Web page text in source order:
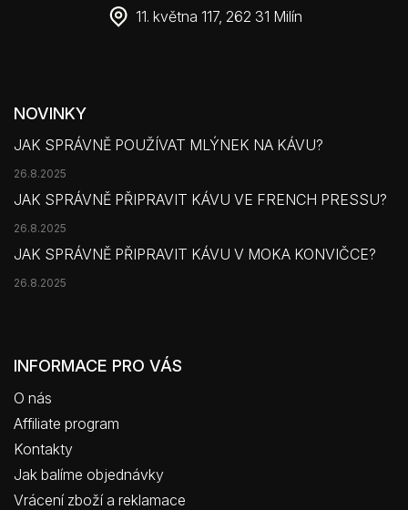
11. května 117, 262 31 Milín
NOVINKY
JAK SPRÁVNĚ POUŽÍVAT MLÝNEK NA KÁVU?
26.8.2025
JAK SPRÁVNĚ PŘIPRAVIT KÁVU VE FRENCH PRESSU?
26.8.2025
JAK SPRÁVNĚ PŘIPRAVIT KÁVU V MOKA KONVIČCE?
26.8.2025
INFORMACE PRO VÁS
O nás
Affiliate program
Kontakty
Jak balíme objednávky
Vrácení zboží a reklamace